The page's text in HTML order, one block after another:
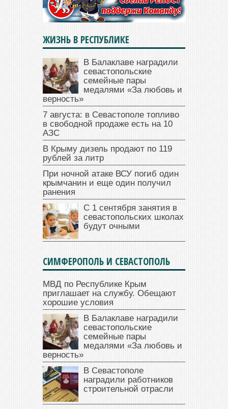
ЖИЗНЬ В РЕСПУБЛИКЕ
В Балаклаве наградили
севастопольские
семейные пары
медалями «За любовь и
верность»
7 августа: в Севастополе топливо
в свободной продаже есть на 10
АЗС
В Крыму дизель продают по 119
рублей за литр
При ночной атаке ВСУ погиб один
крымчанин и еще один получил
ранения
С 1 сентября занятия в
севастопольских школах
будут очными
СИМФЕРОПОЛЬ И СЕВАСТОПОЛЬ
МВД по Республике Крым
приглашает на службу. Обещают
хорошие условия
В Балаклаве наградили
севастопольские
семейные пары
медалями «За любовь и
верность»
В Севастополе
наградили работников
строительной отрасли